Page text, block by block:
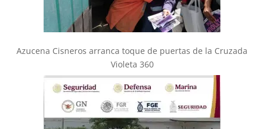
Azucena Cisneros arranca toque de puertas de la Cruzada
Violeta 360